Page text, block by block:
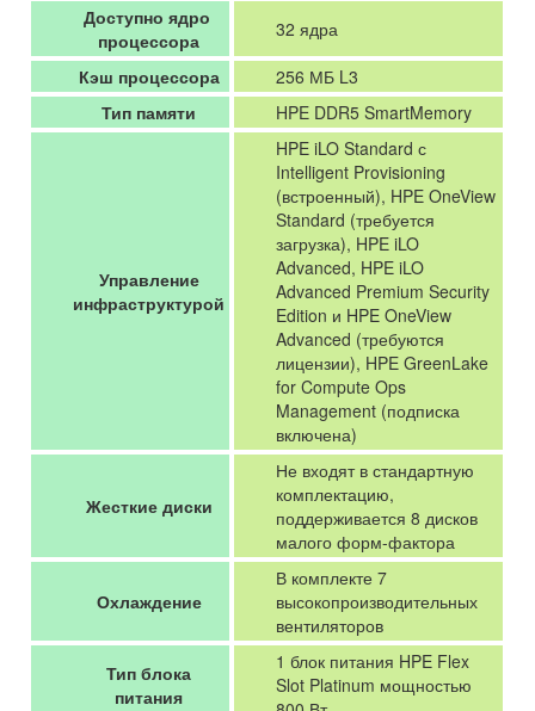
Доступно ядро ​​
процессора
32 ядра
Кэш процессора
256 МБ L3
Тип памяти
HPE DDR5 SmartMemory
Управление
инфраструктурой
HPE iLO Standard с
Intelligent Provisioning
(встроенный), HPE OneView
Standard (требуется
загрузка), HPE iLO
Advanced, HPE iLO
Advanced Premium Security
Edition и HPE OneView
Advanced (требуются
лицензии), HPE GreenLake
for Compute Ops
Management (подписка
включена)
Жесткие диски
Не входят в стандартную
комплектацию,
поддерживается 8 дисков
малого форм-фактора
Охлаждение
В комплекте 7
высокопроизводительных
вентиляторов
Тип блока
питания
1 блок питания HPE Flex
Slot Platinum мощностью